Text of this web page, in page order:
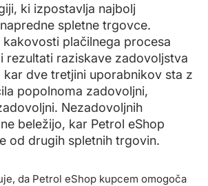
ki izpostavlja najbolj
spletne trgovce.
plačilnega procesa
rezultati raziskave zadovoljstva
kar dve tretjini uporabnikov sta z
popolnoma zadovoljni,
Nezadovoljnih
beležijo, kar Petrol eShop
od drugih spletnih trgovin.
da Petrol eShop kupcem omogoča